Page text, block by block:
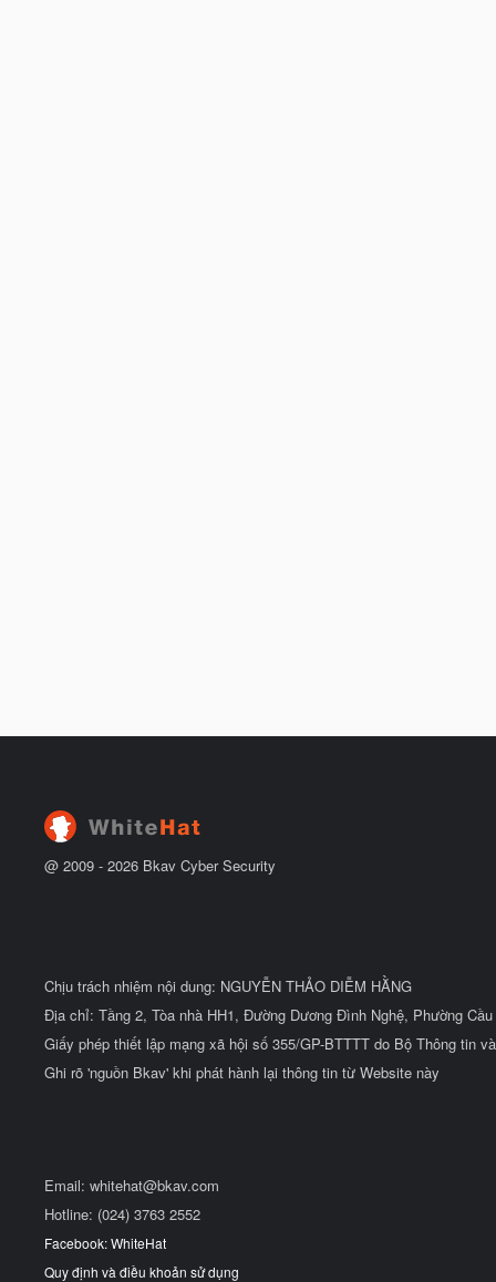
@ 2009 - 2026 Bkav Cyber Security
Chịu trách nhiệm nội dung: NGUYỄN THẢO DIỄM HẰNG
Địa chỉ: Tầng 2, Tòa nhà HH1, Đường Dương Đình Nghệ, Phường
Giấy phép thiết lập mạng xã hội số 355/GP-BTTTT do Bộ Thông tin
Ghi rõ 'nguồn Bkav' khi phát hành lại thông tin từ Website này
Email: whitehat@bkav.com
Hotline: (024) 3763 2552
Facebook: WhiteHat
Quy định và điều khoản sử dụng